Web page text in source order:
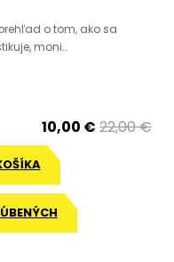
o tom, ako sa
moni..
10,00 € 22,00 €